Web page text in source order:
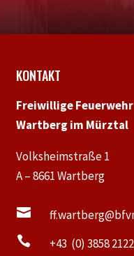
KONTAKT
Freiwillige Feuerwehr
Wartberg im Mürztal
Volksheimstraße 1
A – 8661 Wartberg

 +43 (0) 3858 2122